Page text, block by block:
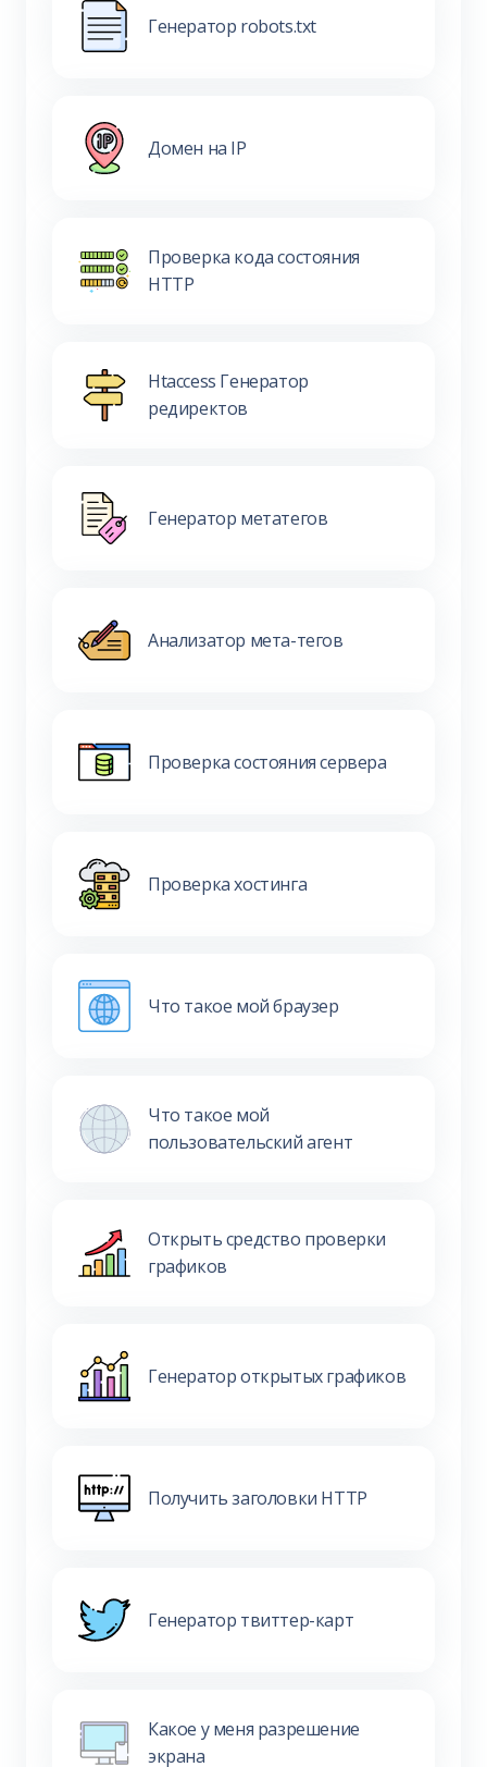
Генератор robots.txt
Домен на IP
Проверка кода состояния
HTTP
Htaccess Генератор
редиректов
Генератор метатегов
Анализатор мета-тегов
Проверка состояния сервера
Проверка хостинга
Что такое мой браузер
Что такое мой
пользовательский агент
Открыть средство проверки
графиков
Генератор открытых графиков
Получить заголовки HTTP
Генератор твиттер-карт
Какое у меня разрешение
экрана